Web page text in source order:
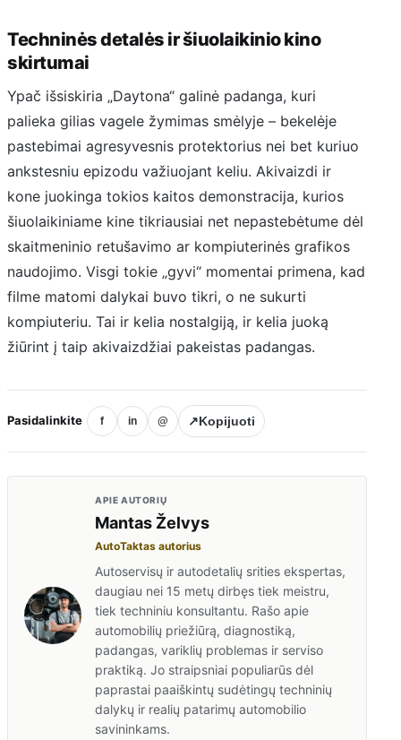
Techninės detalės ir šiuolaikinio kino
skirtumai
Ypač išsiskiria „Daytona“ galinė padanga, kuri
palieka gilias vagele žymimas smėlyje – bekelėje
pastebimai agresyvesnis protektorius nei bet kuriuo
ankstesniu epizodu važiuojant keliu. Akivaizdi ir
kone juokinga tokios kaitos demonstracija, kurios
šiuolaikiniame kine tikriausiai net nepastebėtume dėl
skaitmeninio retušavimo ar kompiuterinės grafikos
naudojimo. Visgi tokie „gyvi“ momentai primena, kad
filme matomi dalykai buvo tikri, o ne sukurti
kompiuteriu. Tai ir kelia nostalgiją, ir kelia juoką
žiūrint į taip akivaizdžiai pakeistas padangas.
Pasidalinkite f in @ ↗Kopijuoti
APIE AUTORIŲ
Mantas Želvys
AutoTaktas autorius
Autoservisų ir autodetalių srities ekspertas,
daugiau nei 15 metų dirbęs tiek meistru,
tiek techniniu konsultantu. Rašo apie
automobilių priežiūrą, diagnostiką,
padangas, variklių problemas ir serviso
praktiką. Jo straipsniai populiarūs dėl
paprastai paaiškintų sudėtingų techninių
dalykų ir realių patarimų automobilio
savininkams.